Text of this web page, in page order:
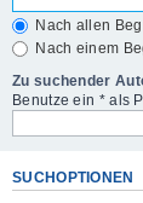
Nach allen
Nach einem
Zu suchender
Benutze ein * als
SUCHOPTIONEN